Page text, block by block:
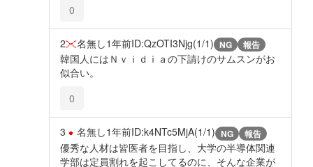
0
2 名無し1年前ID:QzOTI3Njg(1/1) NG 報告
韓国人にはＮｖｉｄｉａの下請けのサムスンがお
似合い。
0
3 名無し1年前ID:k4NTc5MjA(1/1) NG 報告
優秀な人材は皆医者を目指し、大学の半導体関連
学部は定員割れを起こしてるのに、そんな企業が